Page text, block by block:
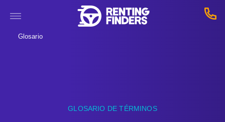
Glosario
GLOSARIO DE TÉRMINOS